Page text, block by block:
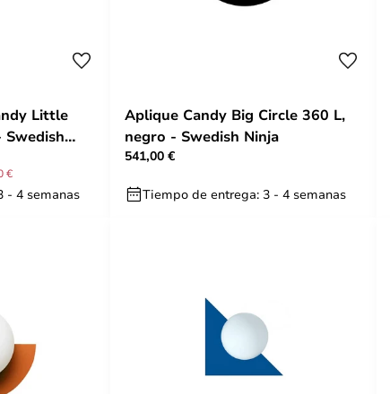
Little
Swedish
€
- 4 semanas
Aplique Candy Big Circle 360 L,
negro - Swedish Ninja
541,00 €
Tiempo de entrega: 3 - 4 semanas